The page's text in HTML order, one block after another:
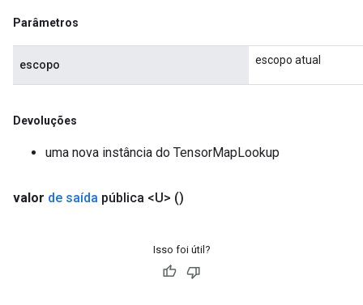
Parâmetros
escopo escopo atual
Devoluções
uma nova instância do TensorMapLookup
valor de saída pública <U> ()
Isso foi útil?